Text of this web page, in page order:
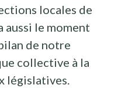
locales de
le moment
de notre
collective à la
législatives.